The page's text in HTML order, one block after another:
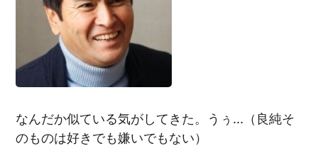
なんだか似ている気がしてきた。うぅ…（良純そ
のものは好きでも嫌いでもない）